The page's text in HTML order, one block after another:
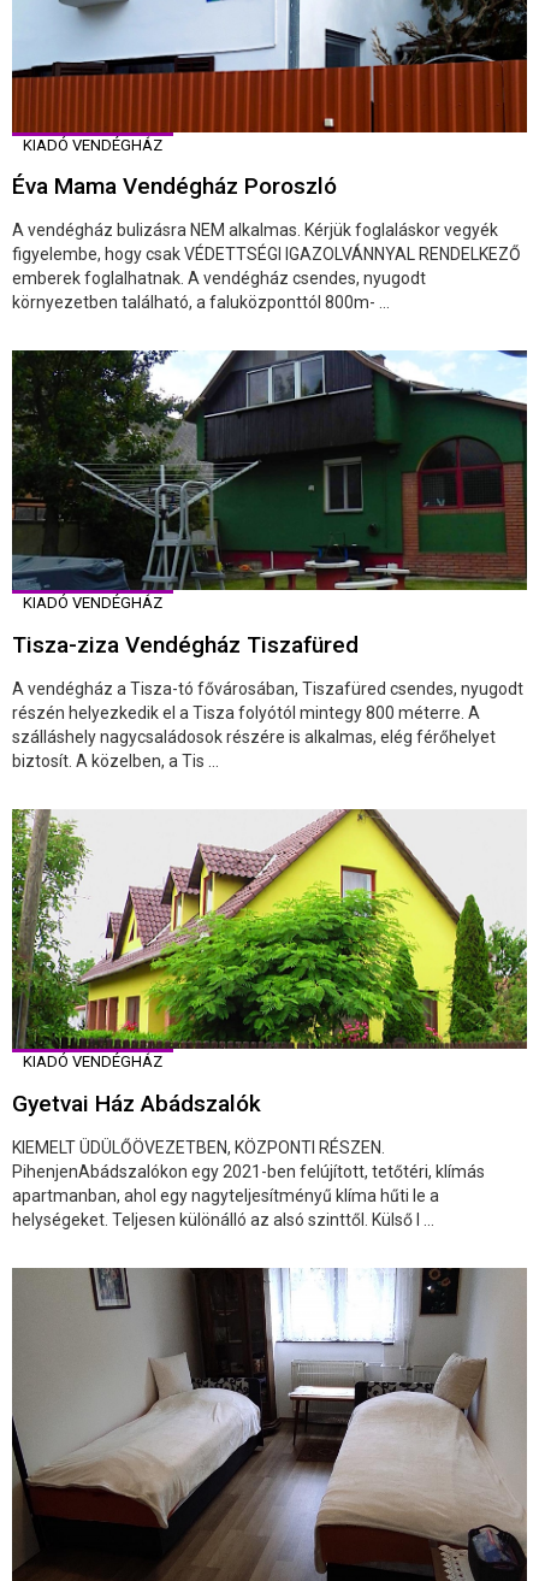
KIADÓ VENDÉGHÁZ
Éva Mama Vendégház Poroszló
A vendégház bulizásra NEM alkalmas. Kérjük foglaláskor vegyék
figyelembe, hogy csak VÉDETTSÉGI IGAZOLVÁNNYAL RENDELKEZŐ
emberek foglalhatnak. A vendégház csendes, nyugodt
környezetben található, a faluközponttól 800m- ...
KIADÓ VENDÉGHÁZ
Tisza-ziza Vendégház Tiszafüred
A vendégház a Tisza-tó fővárosában, Tiszafüred csendes, nyugodt
részén helyezkedik el a Tisza folyótól mintegy 800 méterre. A
szálláshely nagycsaládosok részére is alkalmas, elég férőhelyet
biztosít. A közelben, a Tis ...
KIADÓ VENDÉGHÁZ
Gyetvai Ház Abádszalók
KIEMELT ÜDÜLŐÖVEZETBEN, KÖZPONTI RÉSZEN.
PihenjenAbádszalókon egy 2021-ben felújított, tetőtéri, klímás
apartmanban, ahol egy nagyteljesítményű klíma hűti le a
helységeket. Teljesen különálló az alsó szinttől. Külső l ...